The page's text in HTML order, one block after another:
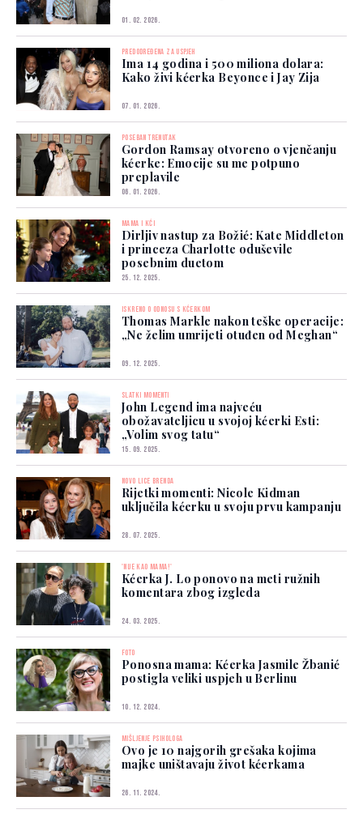
01. 02. 2026.
PREDODREĐENA ZA USPJEH
Ima 14 godina i 500 miliona dolara:
Kako živi kćerka Beyonce i Jay Zija
07. 01. 2026.
POSEBAN TRENUTAK
Gordon Ramsay otvoreno o vjenčanju
kćerke: Emocije su me potpuno
preplavile
06. 01. 2026.
MAMA I KĆI
Dirljiv nastup za Božić: Kate Middleton
i princeza Charlotte oduševile
posebnim duetom
25. 12. 2025.
ISKRENO O ODNOSU S KĆERKOM
Thomas Markle nakon teške operacije:
„Ne želim umrijeti otuđen od Meghan“
09. 12. 2025.
SLATKI MOMENTI
John Legend ima najveću
obožavateljicu u svojoj kćerki Esti:
„Volim svog tatu“
15. 09. 2025.
NOVO LICE BRENDA
Rijetki momenti: Nicole Kidman
uključila kćerku u svoju prvu kampanju
28. 07. 2025.
'NIJE KAO MAMA!'
Kćerka J. Lo ponovo na meti ružnih
komentara zbog izgleda
24. 03. 2025.
FOTO
Ponosna mama: Kćerka Jasmile Žbanić
postigla veliki uspjeh u Berlinu
10. 12. 2024.
MIŠLJENJE PSIHOLOGA
Ovo je 10 najgorih grešaka kojima
majke uništavaju život kćerkama
26. 11. 2024.